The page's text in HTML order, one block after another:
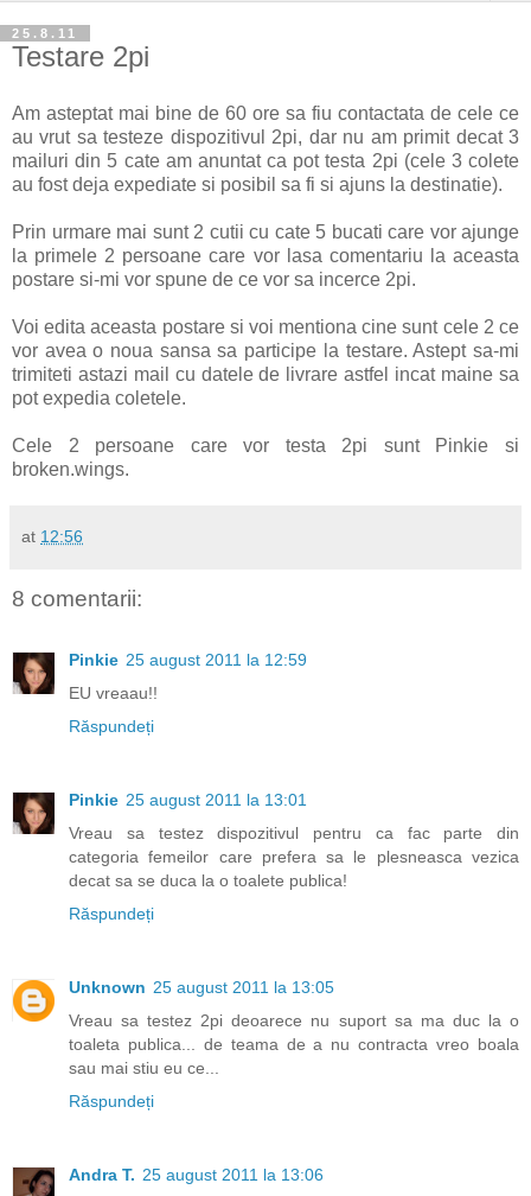
25.8.11
Testare 2pi
Am asteptat mai bine de 60 ore sa fiu contactata de cele ce
au vrut sa testeze dispozitivul 2pi, dar nu am primit decat 3
mailuri din 5 cate am anuntat ca pot testa 2pi (cele 3 colete
au fost deja expediate si posibil sa fi si ajuns la destinatie).
Prin urmare mai sunt 2 cutii cu cate 5 bucati care vor ajunge
la primele 2 persoane care vor lasa comentariu la aceasta
postare si-mi vor spune de ce vor sa incerce 2pi.
Voi edita aceasta postare si voi mentiona cine sunt cele 2 ce
vor avea o noua sansa sa participe la testare. Astept sa-mi
trimiteti astazi mail cu datele de livrare astfel incat maine sa
pot expedia coletele.
Cele 2 persoane care vor testa 2pi sunt Pinkie si
broken.wings.
at 12:56
8 comentarii:
Pinkie 25 august 2011 la 12:59
EU vreaau!!
Răspundeți
Pinkie 25 august 2011 la 13:01
Vreau sa testez dispozitivul pentru ca fac parte din
categoria femeilor care prefera sa le plesneasca vezica
decat sa se duca la o toalete publica!
Răspundeți
Unknown 25 august 2011 la 13:05
Vreau sa testez 2pi deoarece nu suport sa ma duc la o
toaleta publica... de teama de a nu contracta vreo boala
sau mai stiu eu ce...
Răspundeți
Andra T. 25 august 2011 la 13:06